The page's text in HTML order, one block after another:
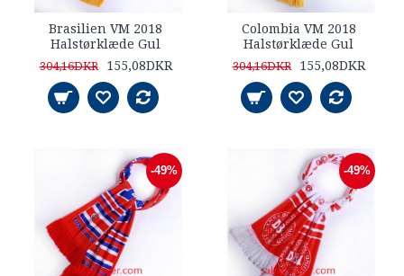
Brasilien VM 2018
Halstørklæde Gul
304,16DKR 155,08DKR
Colombia VM 2018
Halstørklæde Gul
304,16DKR 155,08DKR
-49% -49%